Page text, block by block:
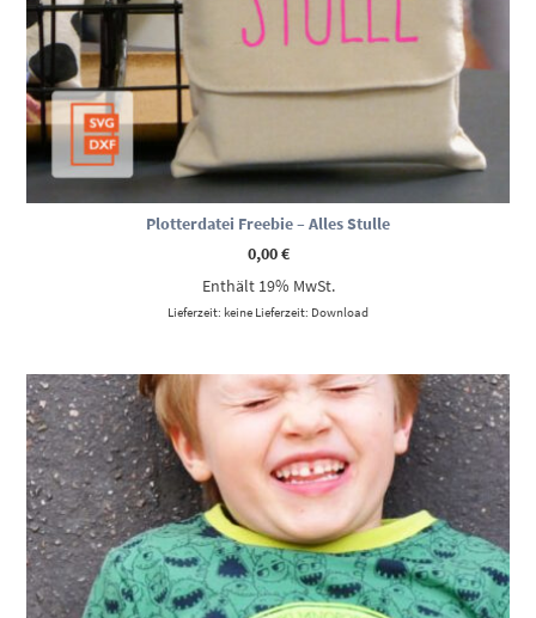
Plotterdatei Freebie – Alles Stulle
0,00€
Enthält 19% MwSt.
Lieferzeit: keine Lieferzeit: Download